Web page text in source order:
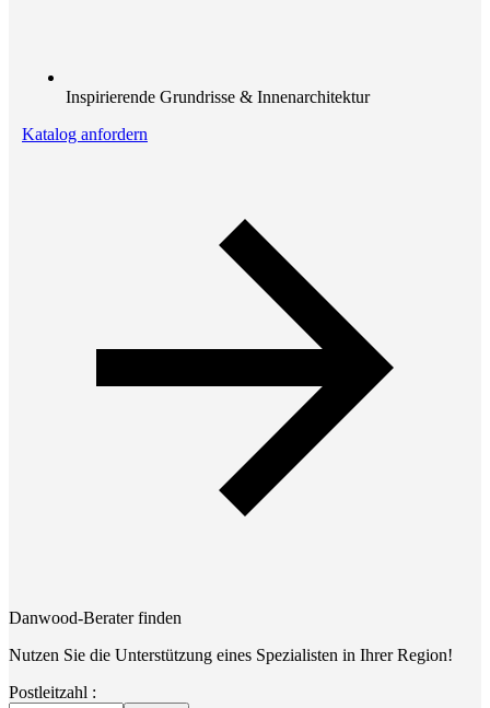
Inspirierende Grundrisse & Innenarchitektur
Katalog anfordern
Danwood-Berater finden
Nutzen Sie die Unterstützung eines Spezialisten in Ihrer Region!
Postleitzahl :